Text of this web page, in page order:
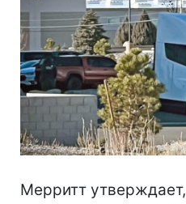
Мерритт